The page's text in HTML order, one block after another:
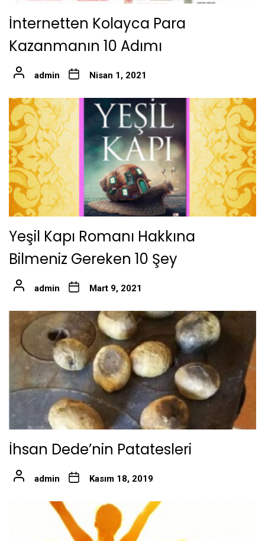
İnternetten Kolayca Para
Kazanmanın 10 Adımı
admin Nisan 1, 2021
Yeşil Kapı Romanı Hakkına
Bilmeniz Gereken 10 Şey
admin Mart 9, 2021
İhsan Dede’nin Patatesleri
admin Kasım 18, 2019